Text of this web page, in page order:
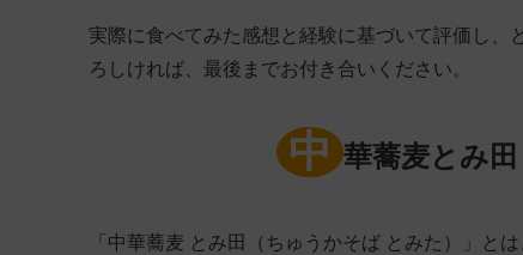
実際に食べてみた感想と経験に基づいて評価し、
ろしければ、最後までお付き合いください。
中 華蕎麦とみ
「中華蕎麦 とみ田（ちゅうかそば とみた）」と